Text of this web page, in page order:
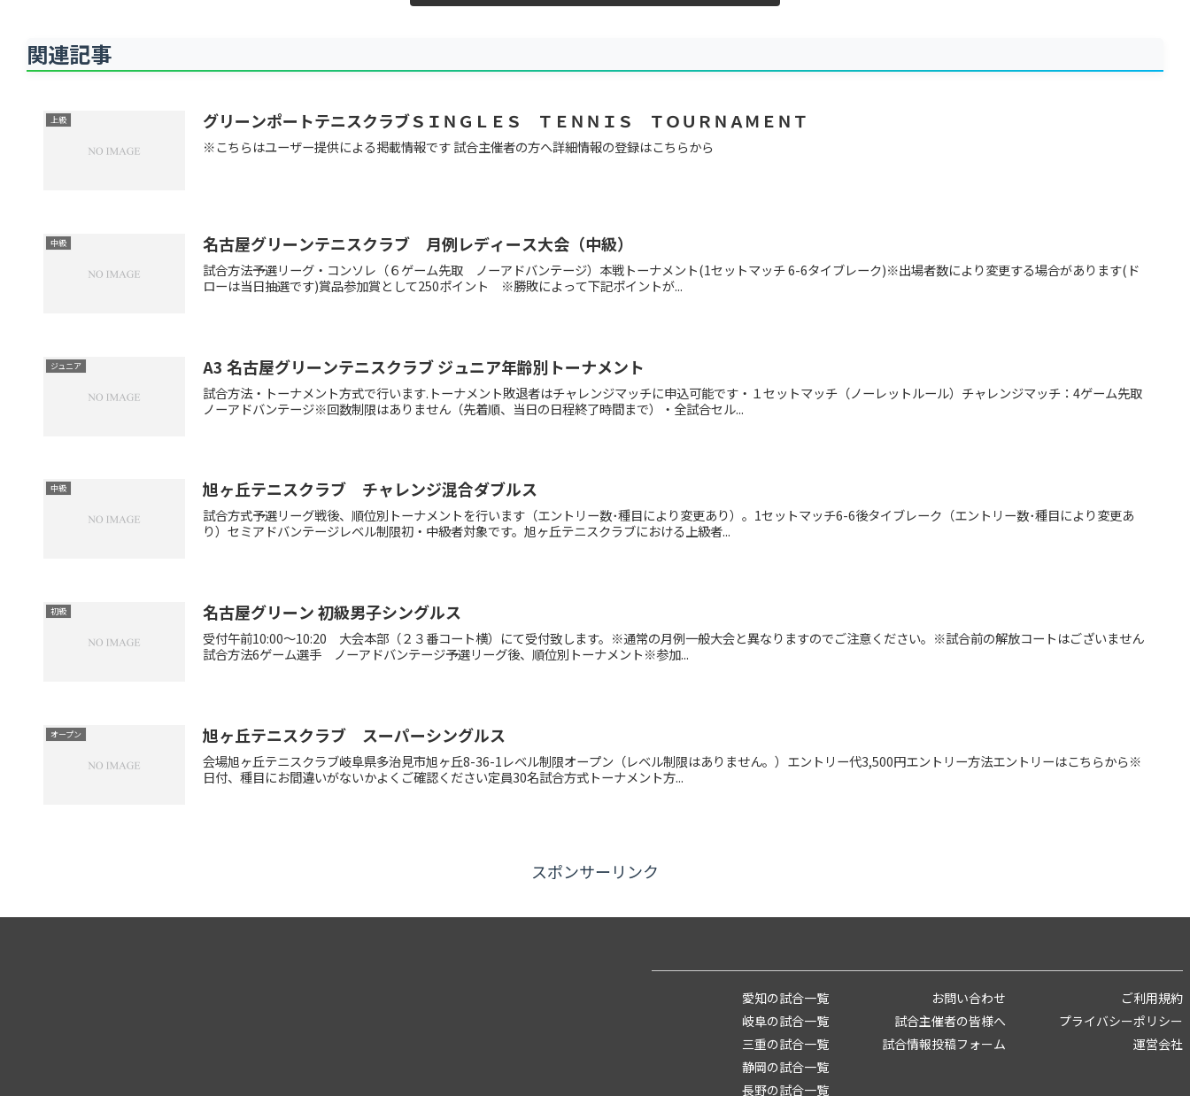
関連記事
上級 グリーンポートテニスクラブＳＩＮＧＬＥＳ ＴＥＮＮＩＳ ＴＯＵＲＮＡＭＥＮＴ
※こちらはユーザー提供による掲載情報です 試合主催者の方へ詳細情報の登録はこちらから
中級 名古屋グリーンテニスクラブ 月例レディース大会（中級）
試合方法予選リーグ・コンソレ（６ゲーム先取 ノーアドバンテージ）本戦トーナメント(1セットマッチ 6-6タイブレーク)※出場者数により変更する場合があります(ド
ローは当日抽選です)賞品参加賞として250ポイント ※勝敗によって下記ポイントが...
ジュニア A3 名古屋グリーンテニスクラブ ジュニア年齢別トーナメント
試合方法・トーナメント方式で行います.トーナメント敗退者はチャレンジマッチに申込可能です・１セットマッチ（ノーレットルール）チャレンジマッチ：4ゲーム先取
ノーアドバンテージ※回数制限はありません（先着順、当日の日程終了時間まで）・全試合セル...
中級 旭ヶ丘テニスクラブ チャレンジ混合ダブルス
試合方式予選リーグ戦後、順位別トーナメントを行います（エントリー数･種目により変更あり）。1セットマッチ6-6後タイブレーク（エントリー数･種目により変更あ
り）セミアドバンテージレベル制限初・中級者対象です。旭ヶ丘テニスクラブにおける上級者...
初級 名古屋グリーン 初級男子シングルス
受付午前10:00～10:20 大会本部（２３番コート横）にて受付致します。※通常の月例一般大会と異なりますのでご注意ください。※試合前の解放コートはございません
試合方法6ゲーム選手 ノーアドバンテージ予選リーグ後、順位別トーナメント※参加...
オープン 旭ヶ丘テニスクラブ スーパーシングルス
会場旭ヶ丘テニスクラブ岐阜県多治見市旭ヶ丘8-36-1レベル制限オープン（レベル制限はありません。）エントリー代3,500円エントリー方法エントリーはこちらから※
日付、種目にお間違いがないかよくご確認ください定員30名試合方式トーナメント方...
スポンサーリンク
愛知の試合一覧
岐阜の試合一覧
三重の試合一覧
静岡の試合一覧
長野の試合一覧
お問い合わせ
試合主催者の皆様へ
試合情報投稿フォーム
ご利用規約
プライバシーポリシー
運営会社